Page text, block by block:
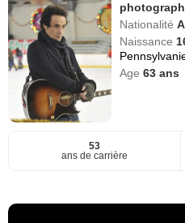
Nationalité
Naissance
Age63 ans
53
ans de carrière